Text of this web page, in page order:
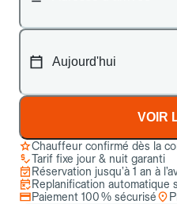
VOIR
Chauffeur confirmé dès la
Tarif fixe jour & nuit garanti
Réservation jusqu’à 1 an à
Replanification automatique
Paiement 100 % sécurisé